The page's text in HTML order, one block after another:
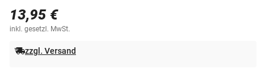
13,95 €
inkl. gesetzl. MwSt.
zzgl. Versand